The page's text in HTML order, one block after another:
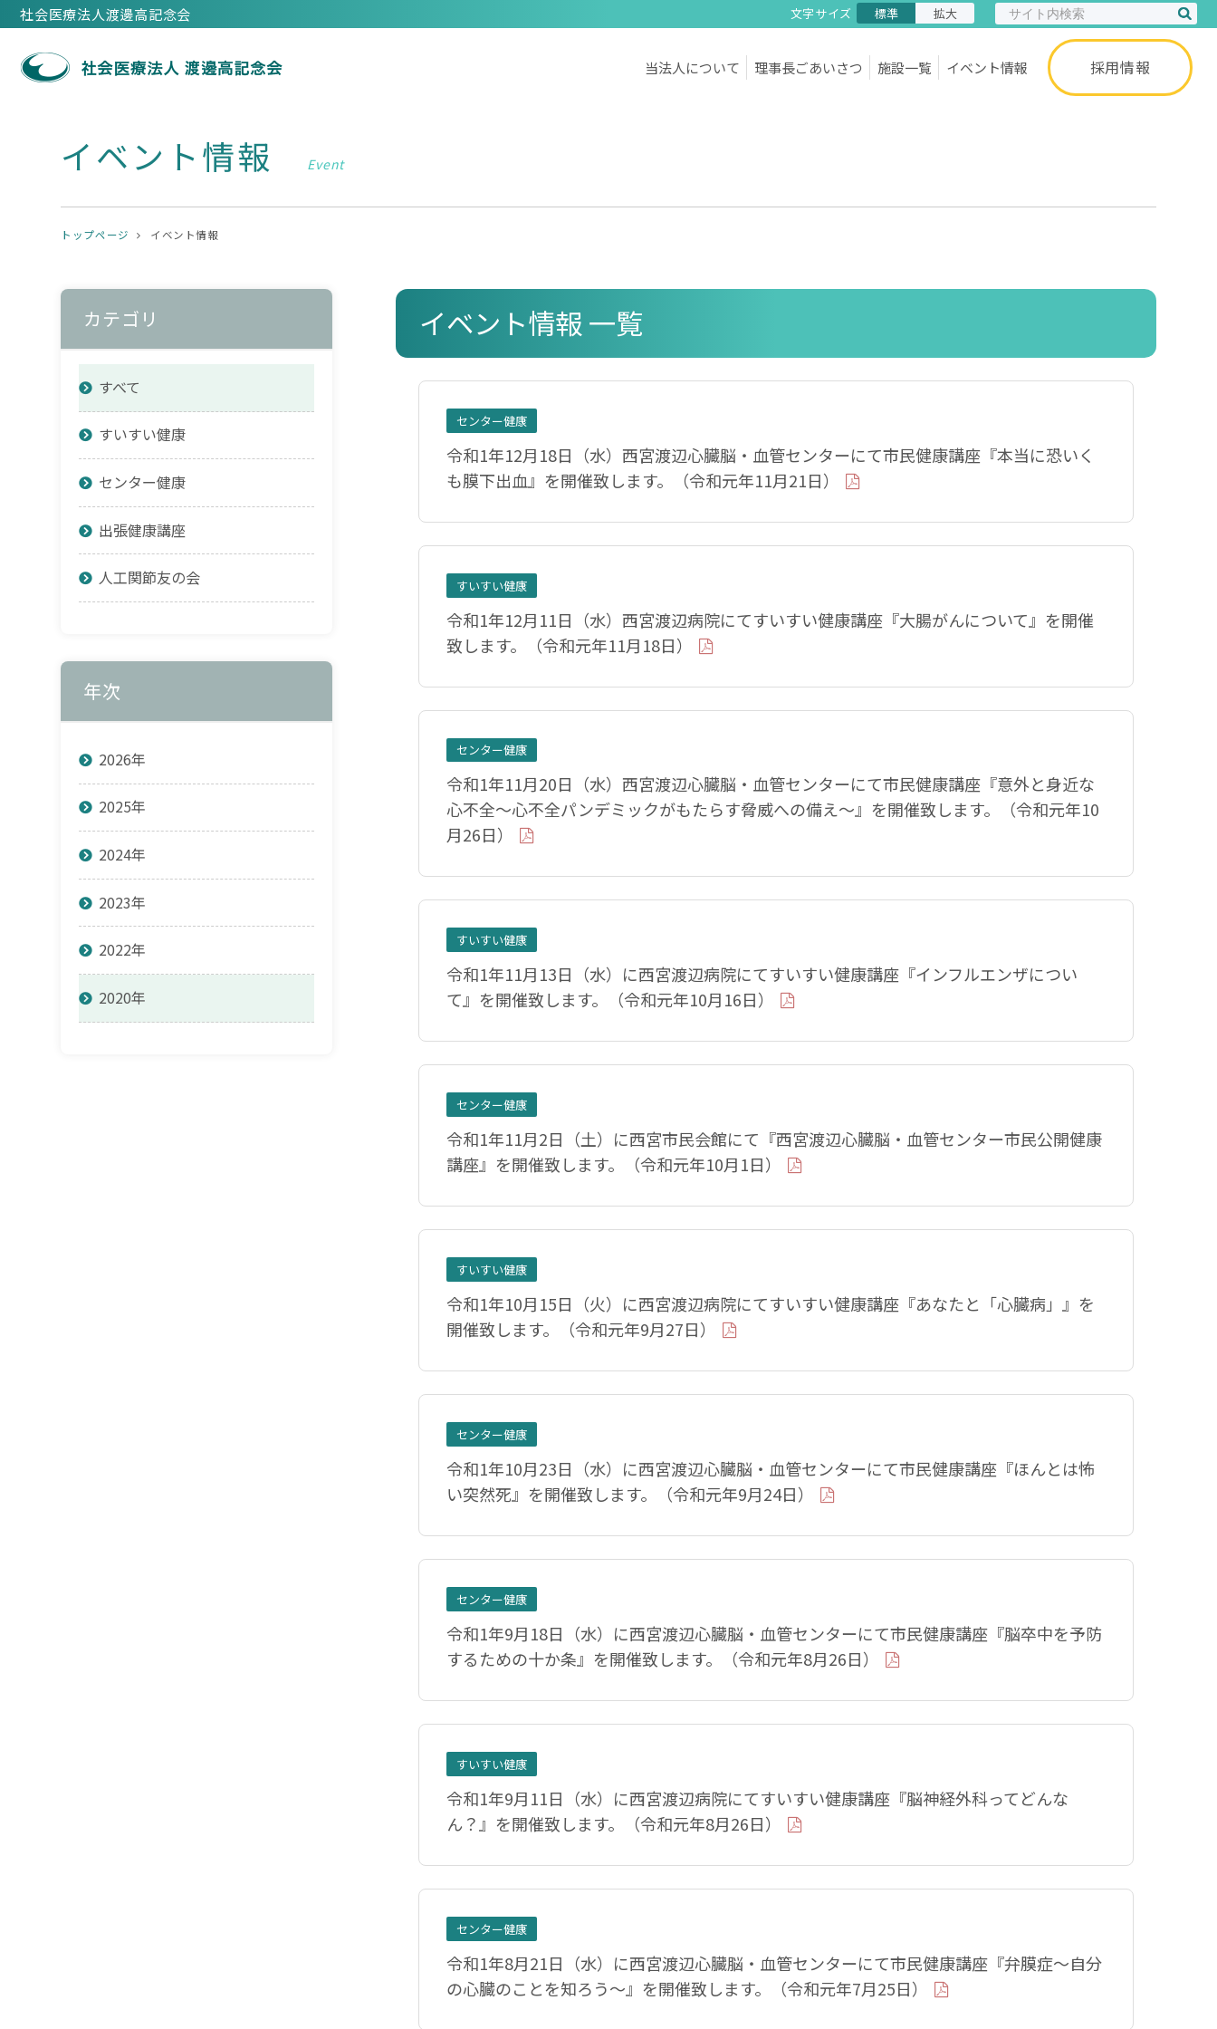
社会医療法人渡邊高記念会 文字サイズ 標準 拡大
当法人について 理事長ごあいさつ 施設一覧 イベント情報 採用情報
イベント情報 Event
トップページ イベント情報
イベント情報 一覧
センター健康
令和1年12月18日（水）西宮渡辺心臓脳・血管センターにて市民健康講座『本当に恐いく
も膜下出血』を開催致します。（令和元年11月21日）
すいすい健康
令和1年12月11日（水）西宮渡辺病院にてすいすい健康講座『大腸がんについて』を開催
致します。（令和元年11月18日）
センター健康
令和1年11月20日（水）西宮渡辺心臓脳・血管センターにて市民健康講座『意外と身近な
心不全〜心不全パンデミックがもたらす脅威への備え〜』を開催致します。（令和元年10
月26日）
すいすい健康
令和1年11月13日（水）に西宮渡辺病院にてすいすい健康講座『インフルエンザについ
て』を開催致します。（令和元年10月16日）
センター健康
令和1年11月2日（土）に西宮市民会館にて『西宮渡辺心臓脳・血管センター市民公開健康
講座』を開催致します。（令和元年10月1日）
すいすい健康
令和1年10月15日（火）に西宮渡辺病院にてすいすい健康講座『あなたと「心臓病」』を
開催致します。（令和元年9月27日）
センター健康
令和1年10月23日（水）に西宮渡辺心臓脳・血管センターにて市民健康講座『ほんとは怖
い突然死』を開催致します。（令和元年9月24日）
センター健康
令和1年9月18日（水）に西宮渡辺心臓脳・血管センターにて市民健康講座『脳卒中を予防
するための十か条』を開催致します。（令和元年8月26日）
すいすい健康
令和1年9月11日（水）に西宮渡辺病院にてすいすい健康講座『脳神経外科ってどんな
ん？』を開催致します。（令和元年8月26日）
センター健康
令和1年8月21日（水）に西宮渡辺心臓脳・血管センターにて市民健康講座『弁膜症〜自分
の心臓のことを知ろう〜』を開催致します。（令和元年7月25日）
カテゴリ
すべて
すいすい健康
センター健康
出張健康講座
人工関節友の会
年次
2026年
2025年
2024年
2023年
2022年
2020年